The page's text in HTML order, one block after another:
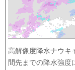
高解像度降水ナウキ
間先までの降水強度